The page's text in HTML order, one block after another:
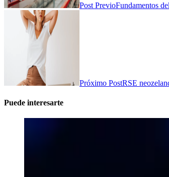
Post PrevioFundamentos
Próximo PostRSE
Puede interesarte